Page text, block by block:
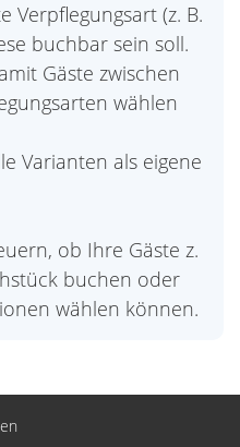
Verpflegungsart (z. B.
buchbar sein soll.
Gäste zwischen
wählen
Varianten als eigene
ob Ihre Gäste z.
buchen oder
wählen können.